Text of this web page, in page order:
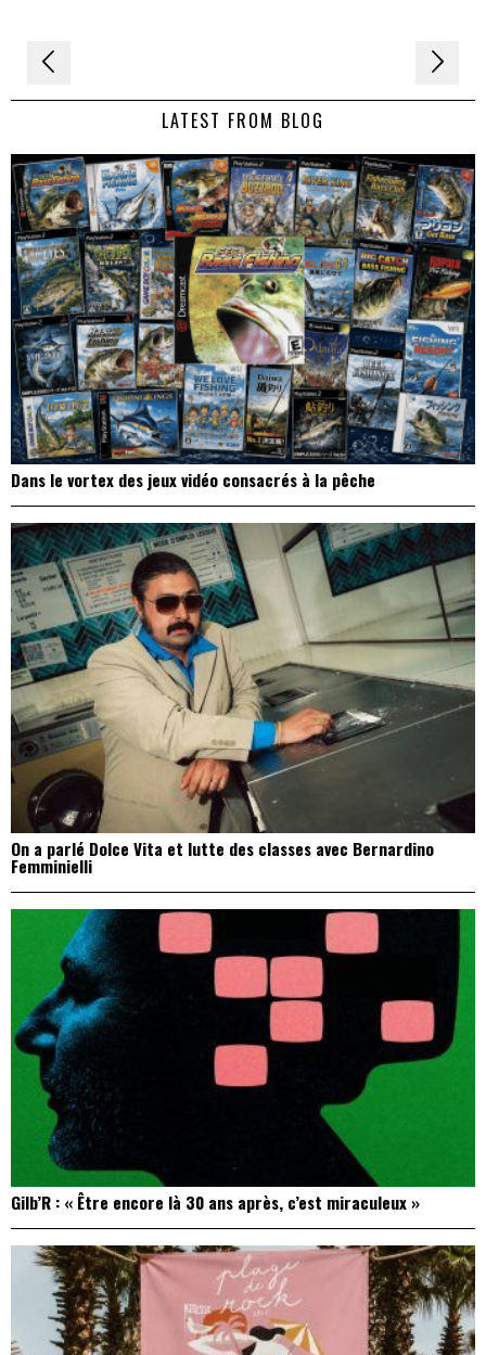
Navigation
de LATEST FROM BLOG
Dans le vortex des jeux vidéo consacrés à la pêche
On a parlé Dolce Vita et lutte des classes avec Bernardino
Femminielli
Gilb’R : « Être encore là 30 ans après, c’est miraculeux »